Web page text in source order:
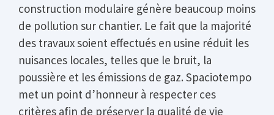
construction modulaire génère beaucoup moins
de pollution sur chantier. Le fait que la majorité
des travaux soient effectués en usine réduit les
nuisances locales, telles que le bruit, la
poussière et les émissions de gaz. Spaciotempo
met un point d’honneur à respecter ces
critères afin de préserver la qualité de vie